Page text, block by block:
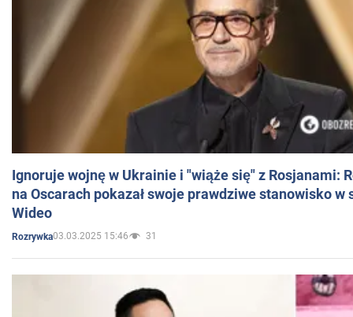
Ignoruje wojnę w Ukrainie i "wiąże się" z Rosjanami:
na Oscarach pokazał swoje prawdziwe stanowisko w
Wideo
Rozrywka03.03.2025 15:46 31